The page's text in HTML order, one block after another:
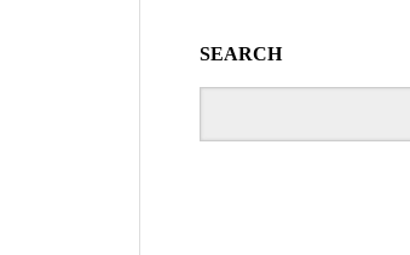
SEARCH